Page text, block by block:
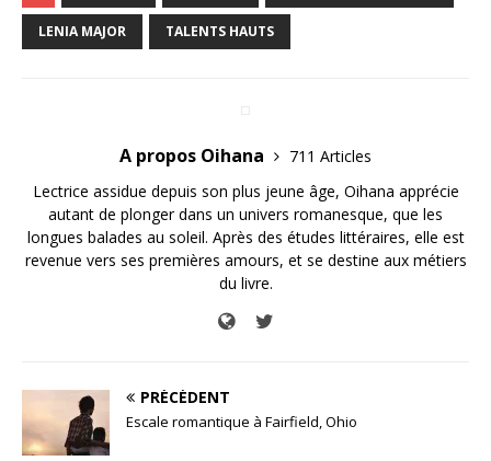
LENIA MAJOR TALENTS HAUTS
A propos Oihana
711 Articles
Lectrice assidue depuis son plus jeune âge, Oihana apprécie
autant de plonger dans un univers romanesque, que les
longues balades au soleil. Après des études littéraires, elle est
revenue vers ses premières amours, et se destine aux métiers
du livre.
PRÉCÉDENT
Escale romantique à Fairfield, Ohio